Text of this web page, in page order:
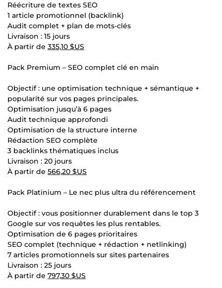
Réécriture de textes SEO
1 article promotionnel (backlink)
Audit complet + plan de mots-clés
Livraison : 15 jours
À partir de 335,10 $US
Pack Premium – SEO complet clé en main
Objectif : une optimisation technique + sémantique +
popularité sur vos pages principales.
Optimisation jusqu’à 6 pages
Audit technique approfondi
Optimisation de la structure interne
Rédaction SEO complète
3 backlinks thématiques inclus
Livraison : 20 jours
À partir de 566,20 $US
Pack Platinium – Le nec plus ultra du référencement
Objectif : vous positionner durablement dans le top 3
Google sur vos requêtes les plus rentables.
Optimisation de 6 pages prioritaires
SEO complet (technique + rédaction + netlinking)
7 articles promotionnels sur sites partenaires
Livraison : 25 jours
À partir de 797,30 $US